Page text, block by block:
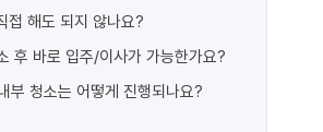
접 해도 되지 않나요?
후 바로 입주/이사가 가능한가요?
부 청소는 어떻게 진행되나요?